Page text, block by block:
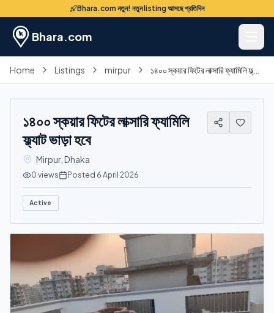
Bhara.com নতুন! নতুন listing আসছে প্রতিদিন
Bhara.com
Home Listings mirpur ১৪০০ স্কয়ার ফিটের লাক্সারি ফ্যামিলি ফ্ল্যাট ভাড়া হবে
১৪০০ স্কয়ার ফিটের লাক্সারি ফ্যামিলি
ফ্ল্যাট ভাড়া হবে
Mirpur, Dhaka
0 views Posted 6 April 2026
Active